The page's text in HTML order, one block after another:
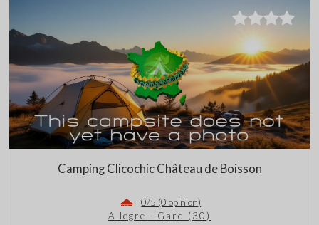
Camping Clicochic Château de Boisson
0/5 (0 opinion)
Allegre - Gard (30)